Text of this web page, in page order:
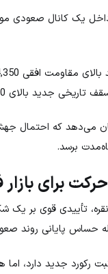
یک کانال صعودی
4,350 دلار تثبیت شود.
بالای 4,400 دلار وجود دارد.
می‌دهد که احتمال
برسد.
برای بازار
تأییدی قوی بر یک
حساس پایانی روند
جدید دارد، اما